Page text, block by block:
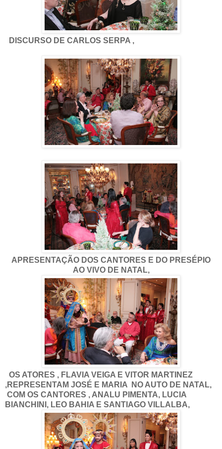
DISCURSO DE CARLOS SERPA ,
APRESENTAÇÃO DOS CANTORES E DO PRESÉPIO
AO VIVO DE NATAL,
OS ATORES , FLAVIA VEIGA E VITOR MARTINEZ
,REPRESENTAM JOSÉ E MARIA NO AUTO DE NATAL,
COM OS CANTORES , ANALU PIMENTA, LUCIA
BIANCHINI, LEO BAHIA E SANTIAGO VILLALBA,